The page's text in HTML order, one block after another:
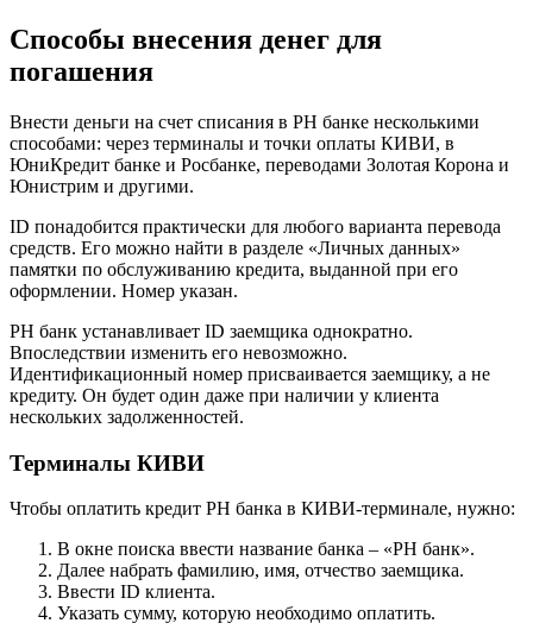
Способы внесения денег для
погашения
Внести деньги на счет списания в РН банке несколькими
способами: через терминалы и точки оплаты КИВИ, в
ЮниКредит банке и Росбанке, переводами Золотая Корона и
Юнистрим и другими.
ID понадобится практически для любого варианта перевода
средств. Его можно найти в разделе «Личных данных»
памятки по обслуживанию кредита, выданной при его
оформлении. Номер указан.
РН банк устанавливает ID заемщика однократно.
Впоследствии изменить его невозможно.
Идентификационный номер присваивается заемщику, а не
кредиту. Он будет один даже при наличии у клиента
нескольких задолженностей.
Терминалы КИВИ
Чтобы оплатить кредит РН банка в КИВИ-терминале, нужно:
В окне поиска ввести название банка – «РН банк».
Далее набрать фамилию, имя, отчество заемщика.
Ввести ID клиента.
Указать сумму, которую необходимо оплатить.